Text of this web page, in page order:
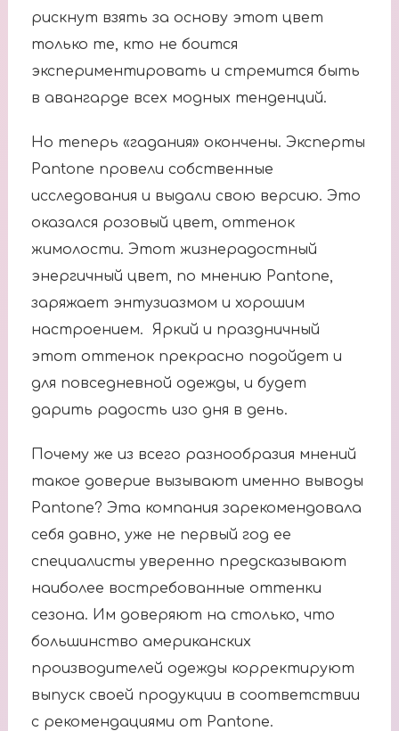
рискнут взять за основу этот цвет
только те, кто не боится
экспериментировать и стремится быть
в авангарде всех модных тенденций.
Но теперь «гадания» окончены. Эксперты
Pantone провели собственные
исследования и выдали свою версию. Это
оказался розовый цвет, оттенок
жимолости. Этот жизнерадостный
энергичный цвет, по мнению Pantone,
заряжает энтузиазмом и хорошим
настроением. Яркий и праздничный
этот оттенок прекрасно подойдет и
для повседневной одежды, и будет
дарить радость изо дня в день.
Почему же из всего разнообразия мнений
такое доверие вызывают именно выводы
Pantone? Эта компания зарекомендовала
себя давно, уже не первый год ее
специалисты уверенно предсказывают
наиболее востребованные оттенки
сезона. Им доверяют на столько, что
большинство американских
производителей одежды корректируют
выпуск своей продукции в соответствии
с рекомендациями от Pantone.